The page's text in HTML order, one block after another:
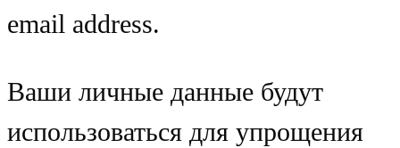
email address.
Ваши личные данные будут
использоваться для упрощения